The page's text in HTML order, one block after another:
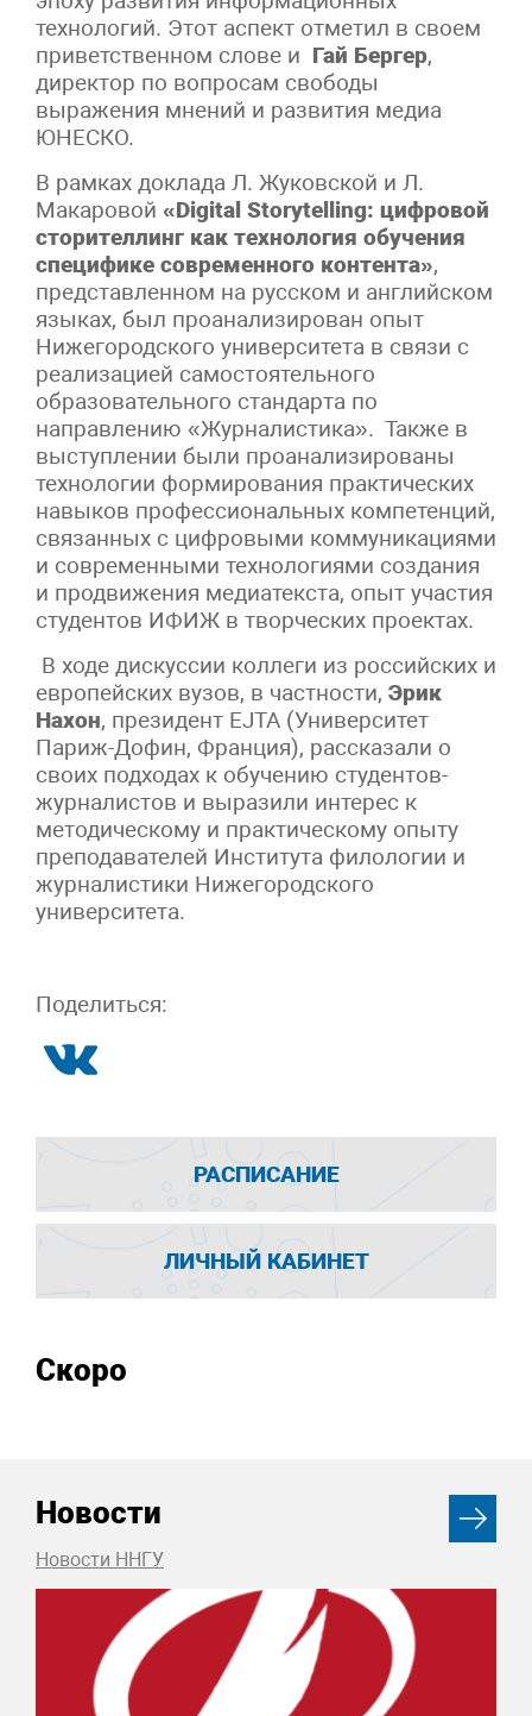
технологий. Этот аспект отметил в своем
приветственном слове и Гай Бергер,
директор по вопросам свободы
выражения мнений и развития медиа
ЮНЕСКО.
В рамках доклада Л. Жуковской и Л.
Макаровой «Digital Storytelling: цифровой
сторителлинг как технология обучения
специфике современного контента»,
представленном на русском и английском
языках, был проанализирован опыт
Нижегородского университета в связи с
реализацией самостоятельного
образовательного стандарта по
направлению «Журналистика». Также в
выступлении были проанализированы
технологии формирования практических
навыков профессиональных компетенций,
связанных с цифровыми коммуникациями
и современными технологиями создания
и продвижения медиатекста, опыт участия
студентов ИФИЖ в творческих проектах.
В ходе дискуссии коллеги из российских и
европейских вузов, в частности, Эрик
Нахон, президент EJTA (Университет
Париж-Дофин, Франция), рассказали о
своих подходах к обучению студентов-
журналистов и выразили интерес к
методическому и практическому опыту
преподавателей Института филологии и
журналистики Нижегородского
университета.
Поделиться:
РАСПИСАНИЕ
ЛИЧНЫЙ КАБИНЕТ
Скоро
Новости
Новости ННГУ